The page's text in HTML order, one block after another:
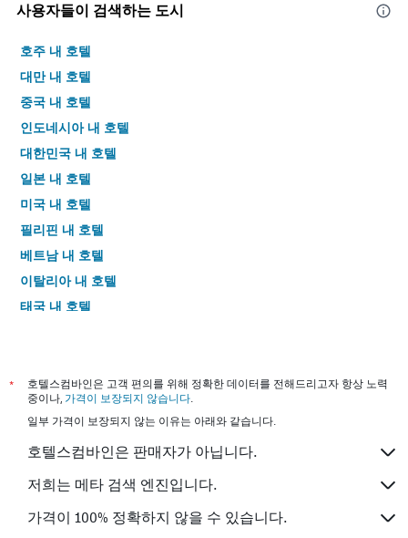
사용자들이 검색하는 도시
호주 내 호텔
대만 내 호텔
중국 내 호텔
인도네시아 내 호텔
대한민국 내 호텔
일본 내 호텔
미국 내 호텔
필리핀 내 호텔
베트남 내 호텔
이탈리아 내 호텔
태국 내 호텔
*
호텔스컴바인은 고객 편의를 위해 정확한 데이터를 전해드리고자 항상 노력
중이나, 가격이 보장되지 않습니다.
일부 가격이 보장되지 않는 이유는 아래와 같습니다.
호텔스컴바인은 판매자가 아닙니다.
저희는 메타 검색 엔진입니다.
가격이 100% 정확하지 않을 수 있습니다.